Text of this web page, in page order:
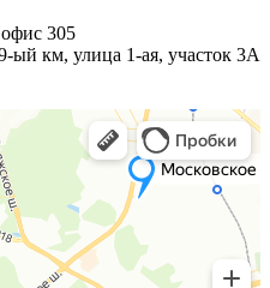
305
ый км, улица 1-ая, участок 3А